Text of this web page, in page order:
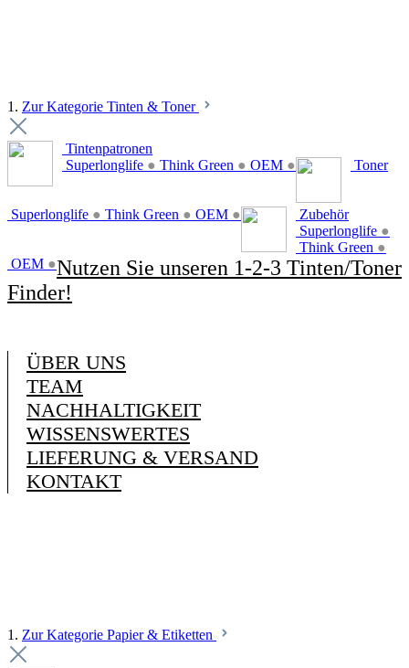
1. Zur Kategorie Tinten & Toner
Tintenpatronen
Superlonglife ● Think Green ● OEM ● Toner
Superlonglife ● Think Green ● OEM ●
Zubehör
Superlonglife ●
Think Green ●
OEM ●Nutzen Sie unseren 1-2-3 Tinten/Toner
Finder!
ÜBER UNS
TEAM
NACHHALTIGKEIT
WISSENSWERTES
LIEFERUNG & VERSAND
KONTAKT
1. Zur Kategorie Papier & Etiketten